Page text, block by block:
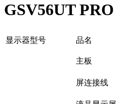
GSV56UT PRO
显示器型号 品名
主板
屏连接线